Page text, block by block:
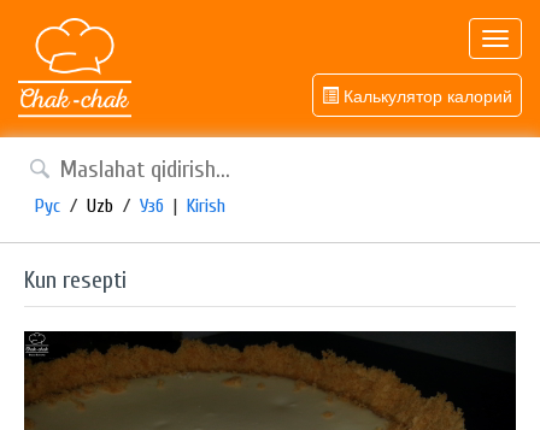
Калькулятор калорий
Рус / Uzb / Узб | Kirish
Kun resepti